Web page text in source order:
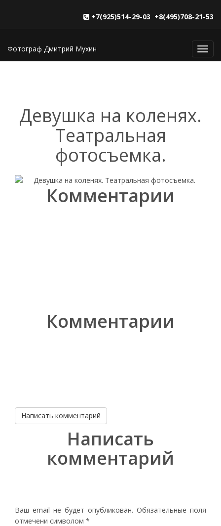
+7(925)514-29-03 +8(495)708-21-53
Фотограф Дмитрий Мухин
Девушка на коленях.
Театральная
фотосъемка.
Комментарии
Комментарии
Написать комментарий
Написать
комментарий
Ваш email не будет опубликован. Обязательные поля
отмечени символом *